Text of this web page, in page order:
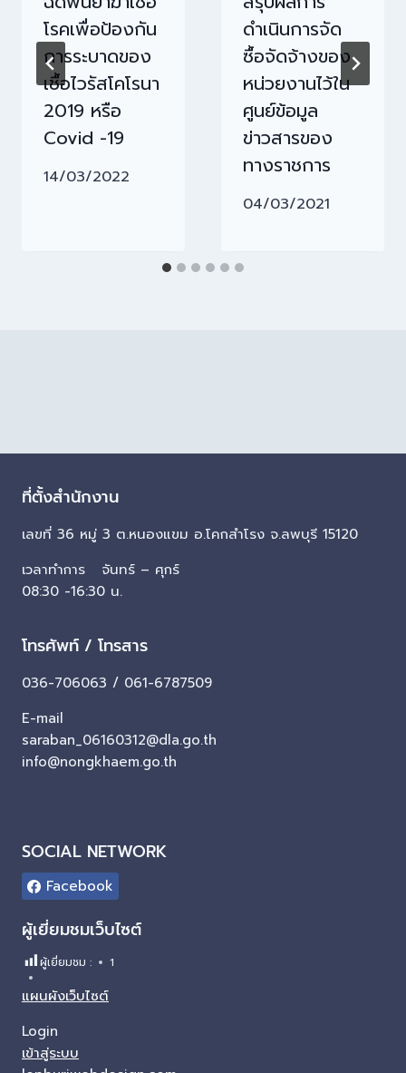
โรคเพื่อป้องกัน
การระบาดของ
เชื้อไวรัสโคโรนา
2019 หรือ
Covid -19
14/03/2022
ดำเนินการจัด
ซื้อจัดจ้างของ
หน่วยงานไว้ใน
ศูนย์ข้อมูล
ข่าวสารของ
ทางราชการ
04/03/2021
ที่ตั้งสำนักงาน
เลขที่ 36 หมู่ 3 ต.หนองแขม อ.โคกสำโรง จ.ลพบุรี 15120
เวลาทำการ จันทร์ – ศุกร์
08:30 -16:30 น.
โทรศัพท์ / โทรสาร
036-706063 / 061-6787509
E-mail
saraban_06160312@dla.go.th
info@nongkhaem.go.th
SOCIAL NETWORK
Facebook
ผู้เยี่ยมชมเว็บไซต์
ผู้เยี่ยมชม : 1
แผนผังเว็บไซต์
Login
เข้าสู่ระบบ